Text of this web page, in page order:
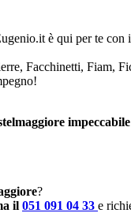
è qui per te con
Facchinetti, Fiam,
?
il 051 091 04 33 e